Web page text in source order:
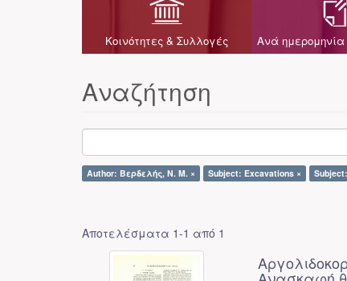
Κοινότητες & Συλλογές Ανά ημερομηνία
Αναζήτηση
Author: Βερδελής, Ν. Μ. × Subject: Excavations ×
Αποτελέσματα 1-1 από 1